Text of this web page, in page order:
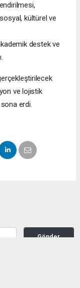
kültürel ve
destek ve
ve lojistik
sona erdi.
Gönder